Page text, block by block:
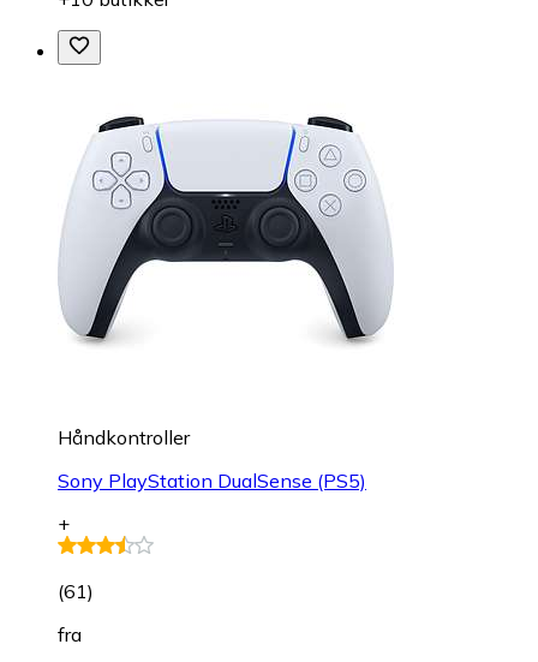
Håndkontroller
Sony PlayStation DualSense (PS5)
+
(61)
fra